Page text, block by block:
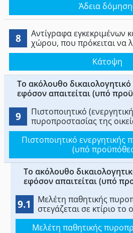
Άδεια
8
Αντίγραφα εγκεκριμένων
χώρου, που πρόκειται να
φορέας, στα οποία
Κάτοψη
Το ακόλουθο
εφόσον απαιτείται (υπό
9
Πιστοποιητικό
πυροπροστασίας της
Υπηρεσίας.
Πιστοποιητικό ενεργητικής
(υπό
Το ακόλουθο
εφόσον απαιτείται (υπό
9.1
Μελέτη παθητικής
στεγάζεται σε κτίριο το
πεδίο εφαρμογής του
του π.δ. 71/1988 (Α 32),
Μελέτη παθητικής